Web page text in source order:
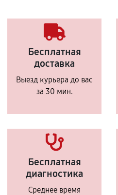
Бесплатная
доставка
Выезд курьера до вас
за 30 мин.
Бесплатная
диагностика
Среднее время